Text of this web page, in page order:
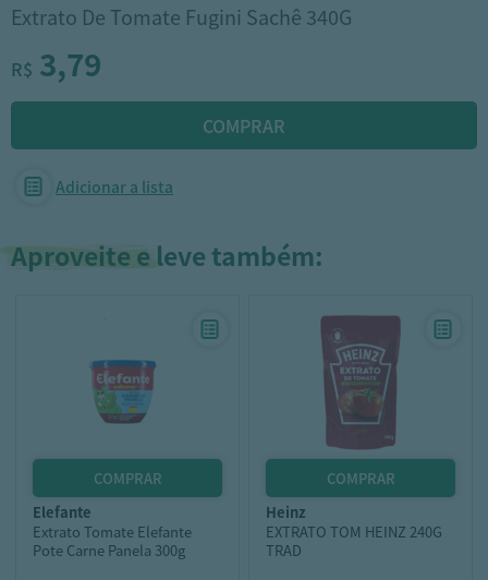
Extrato De Tomate Fugini Sachê 340G
R$ 3,79
Adicionar a lista
Aproveite e leve também:
elefante
Extrato Tomate Elefante
Pote Carne Panela 300g
heinz
EXTRATO TOM HEINZ 240G
TRAD